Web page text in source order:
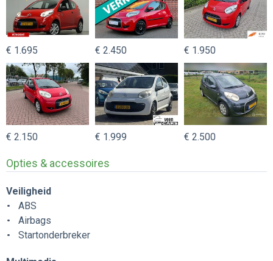
€ 1.695 € 2.450 € 1.950
€ 2.150 € 1.999 € 2.500
Opties & accessoires
Veiligheid
ABS
Airbags
Startonderbreker